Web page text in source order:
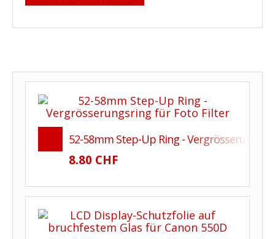
52-58mm Step-Up Ring -
8.80 CHF